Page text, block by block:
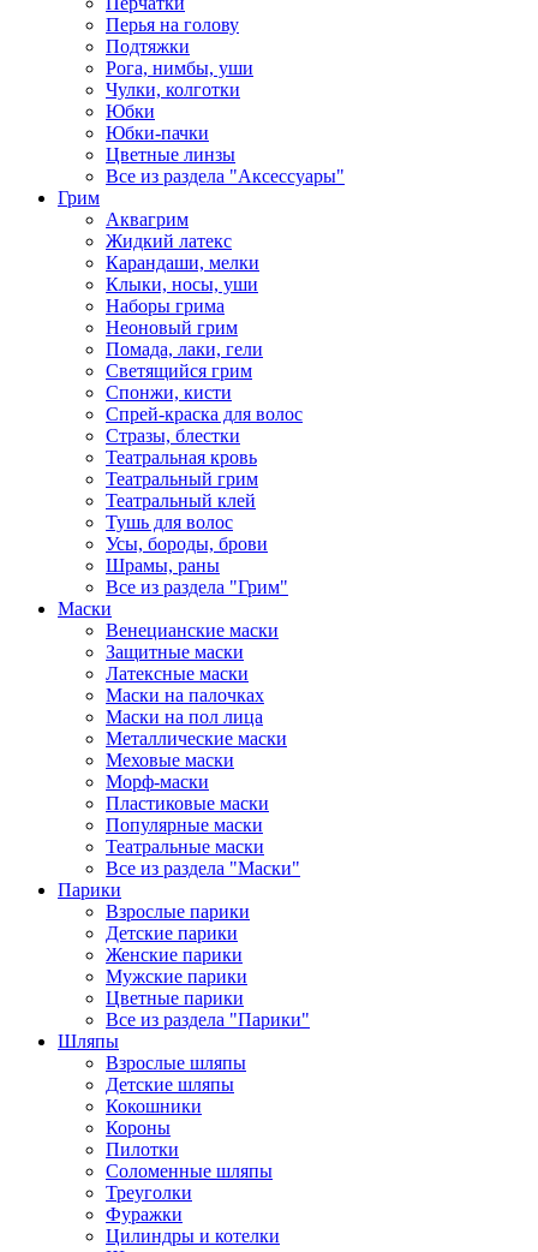
Перья на голову
Подтяжки
Рога, нимбы, уши
Чулки, колготки
Юбки
Юбки-пачки
Цветные линзы
Все из раздела "Аксессуары"
Грим
Аквагрим
Жидкий латекс
Карандаши, мелки
Клыки, носы, уши
Наборы грима
Неоновый грим
Помада, лаки, гели
Светящийся грим
Спонжи, кисти
Спрей-краска для волос
Стразы, блестки
Театральная кровь
Театральный грим
Театральный клей
Тушь для волос
Усы, бороды, брови
Шрамы, раны
Все из раздела "Грим"
Маски
Венецианские маски
Защитные маски
Латексные маски
Маски на палочках
Маски на пол лица
Металлические маски
Меховые маски
Морф-маски
Пластиковые маски
Популярные маски
Театральные маски
Все из раздела "Маски"
Парики
Взрослые парики
Детские парики
Женские парики
Мужские парики
Цветные парики
Все из раздела "Парики"
Шляпы
Взрослые шляпы
Детские шляпы
Кокошники
Короны
Пилотки
Соломенные шляпы
Треуголки
Фуражки
Цилиндры и котелки